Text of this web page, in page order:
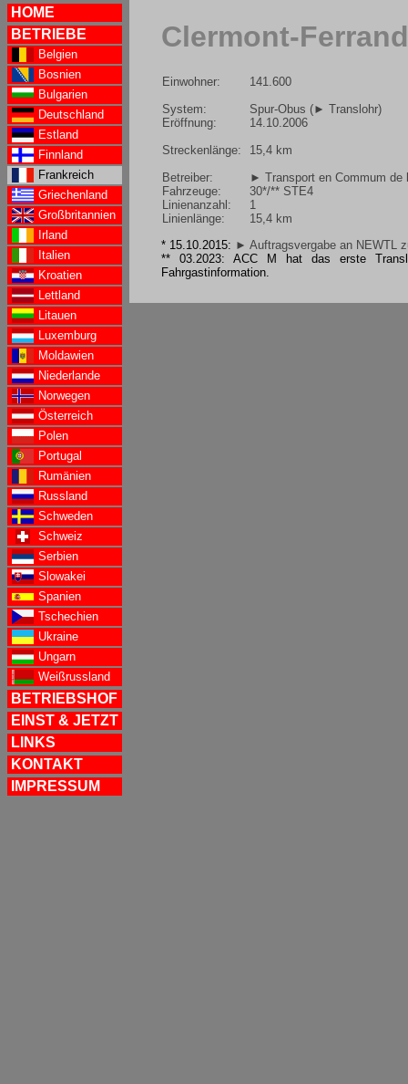
HOME
BETRIEBE
Belgien
Bosnien
Bulgarien
Deutschland
Estland
Finnland
Frankreich
Griechenland
Großbritannien
Irland
Italien
Kroatien
Lettland
Litauen
Luxemburg
Moldawien
Niederlande
Norwegen
Österreich
Polen
Portugal
Rumänien
Russland
Schweden
Schweiz
Serbien
Slowakei
Spanien
Tschechien
Ukraine
Ungarn
Weißrussland
BETRIEBSHOF
EINST & JETZT
LINKS
KONTAKT
IMPRESSUM
Clermont-Ferrand
Einwohner:
System:
Eröffnung:
Streckenlänge:
Betreiber:
Fahrzeuge:
Linienanzahl:
Linienlänge:
141.600
Spur-Obus (► Translohr)
14.10.2006
15,4 km
► Transport en Commum de
30*/** STE4
1
15,4 km
* 15.10.2015: ► Auftragsvergabe an NEWTL
** 03.2023: ACC M hat das erste
Fahrgastinformation.